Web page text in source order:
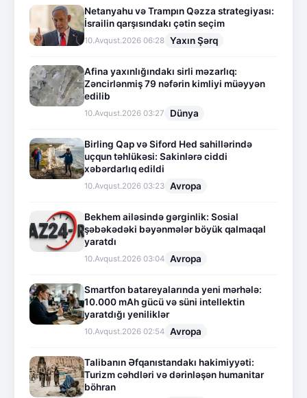
Netanyahu və Trampın Qəzza strategiyası:
İsrailin qarşısındakı çətin seçim
10.Avqust.2026 06:28 Yaxın Şərq
Afina yaxınlığındakı sirli məzarlıq:
Zəncirlənmiş 79 nəfərin kimliyi müəyyən
edilib
10.Avqust.2026 03:27 Dünya
Birling Qap və Siford Hed sahillərində
uçqun təhlükəsi: Sakinlərə ciddi
xəbərdarlıq edildi
10.Avqust.2026 03:23 Avropa
Bekhem ailəsində gərginlik: Sosial
şəbəkədəki bəyənmələr böyük qalmaqal
yaratdı
10.Avqust.2026 03:04 Avropa
Smartfon batareyalarında yeni mərhələ:
10.000 mAh gücü və süni intellektin
yaratdığı yeniliklər
10.Avqust.2026 02:54 Avropa
Talibanın Əfqanıstandakı hakimiyyəti:
Turizm cəhdləri və dərinləşən humanitar
böhran